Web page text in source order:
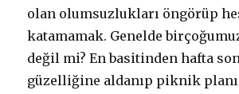
olan olumsuzlukları öngörüp
katamamak. Genelde
değil mi? En basitinden hafta
güzelliğine aldanıp piknik planı